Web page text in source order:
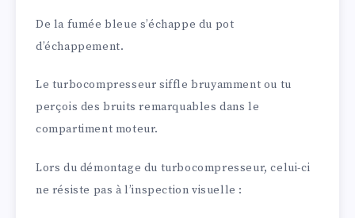
De la fumée bleue s’échappe du pot
d’échappement.
Le turbocompresseur siffle bruyamment ou tu
perçois des bruits remarquables dans le
compartiment moteur.
Lors du démontage du turbocompresseur, celui-ci
ne résiste pas à l’inspection visuelle :